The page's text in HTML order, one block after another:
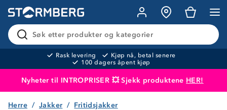
Søk etter produkter og kategorier
Rask levering
Kjøp nå, betal senere
100 dagers åpent kjøp
Nyheter til INTROPRISER 💥 Sjekk produktene HER!
Produktet er lagt i handlekurven
Herre Jakker Fritidsjakker